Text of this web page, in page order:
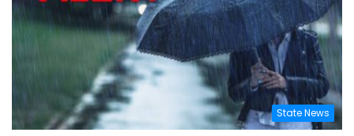
State News